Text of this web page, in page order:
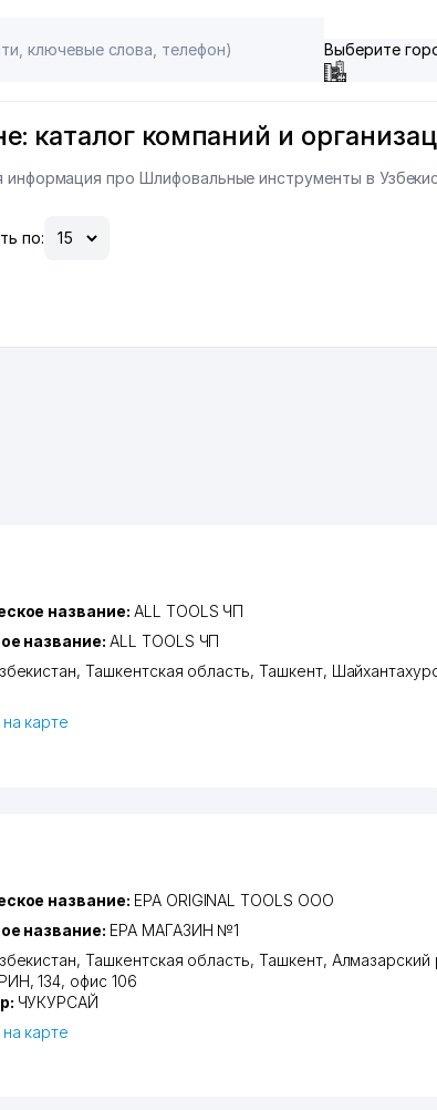
Выберите
каталог компаний и
про Шлифовальные инструменты в
по:
название: ALL TOOLS ЧП
название: ALL TOOLS ЧП
Ташкентская область,Ташкент,
карте
название: EPA ORIGINAL TOOLS ООО
название: EPA МАГАЗИН №1
Ташкентская область,Ташкент, Алмазарский
, 134, офис 106
ЧУКУРСАЙ
карте